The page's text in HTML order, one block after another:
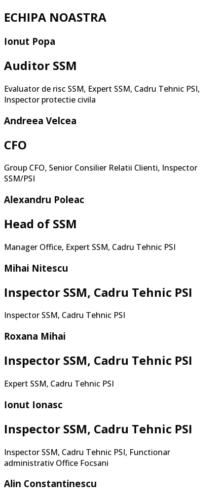
ECHIPA NOASTRA
Ionut Popa
Auditor SSM
Evaluator de risc SSM, Expert SSM, Cadru Tehnic PSI,
Inspector protectie civila
Andreea Velcea
CFO
Group CFO, Senior Consilier Relatii Clienti, Inspector
SSM/PSI
Alexandru Poleac
Head of SSM
Manager Office, Expert SSM, Cadru Tehnic PSI
Mihai Nitescu
Inspector SSM, Cadru Tehnic PSI
Inspector SSM, Cadru Tehnic PSI
Roxana Mihai
Inspector SSM, Cadru Tehnic PSI
Expert SSM, Cadru Tehnic PSI
Ionut Ionasc
Inspector SSM, Cadru Tehnic PSI
Inspector SSM, Cadru Tehnic PSI, Functionar
administrativ Office Focsani
Alin Constantinescu